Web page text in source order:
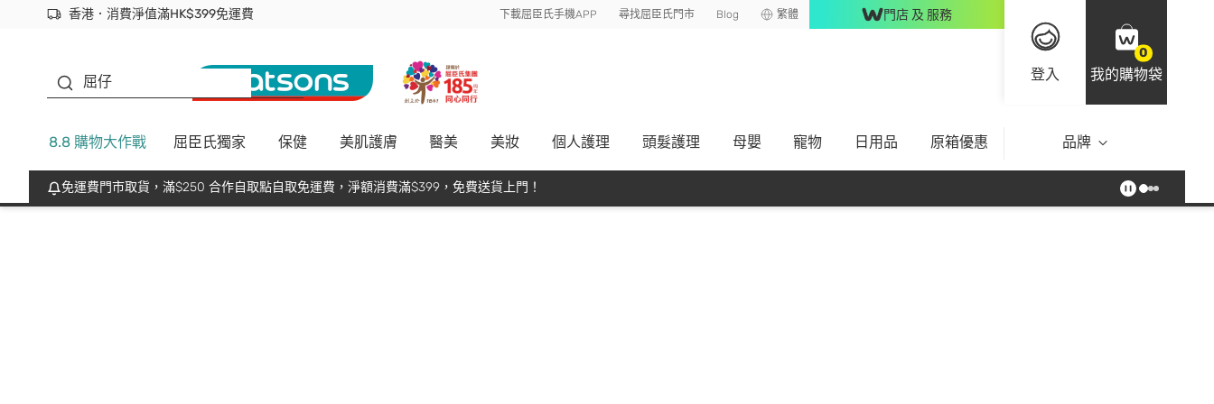
香港．消費淨值滿HK$399免運費
立即成為易賞錢會員盡享獨家優惠
首次APP下單買滿$450 輸入 NEWAPP 即減$50 下載屈臣氏手機APP 尋找屈臣氏門市 Blog 繁體 門店 及 服務
登入
0
我的購物袋
屈仔
8.8 購物大作戰 屈臣氏獨家 保健 美肌護膚 醫美 美妝 個人護理 頭髮護理 母嬰 寵物 日用品 原箱優惠 品牌
免運費門市取貨，滿$250 合作自取點自取免運費，淨額消費滿$399，免費送貨上門！